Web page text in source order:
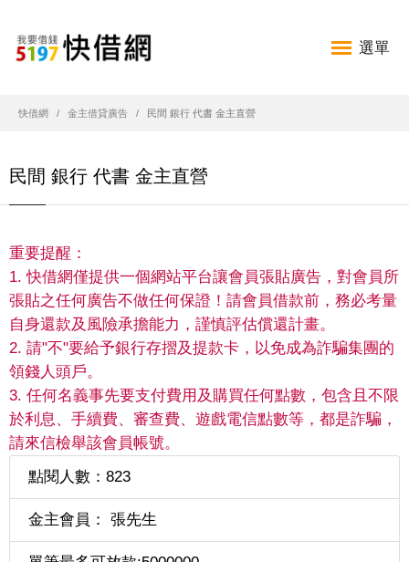
選單
快借網 金主借貸廣告 民間 銀行 代書 金主直營
民間 銀行 代書 金主直營
重要提醒：
1. 快借網僅提供一個網站平台讓會員張貼廣告，對會員所
張貼之任何廣告不做任何保證！請會員借款前，務必考量
自身還款及風險承擔能力，謹慎評估償還計畫。
2. 請"不"要給予銀行存摺及提款卡，以免成為詐騙集團的
領錢人頭戶。
3. 任何名義事先要支付費用及購買任何點數，包含且不限
於利息、手續費、審查費、遊戲電信點數等，都是詐騙，
請來信檢舉該會員帳號。
點閱人數：823
金主會員： 張先生